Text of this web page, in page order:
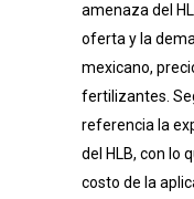
amenaza del
oferta y la
mexicano,
fertilizantes.
referencia la
del HLB, con lo
costo de la